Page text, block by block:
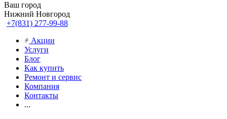
Ваш город
Нижний Новгород
+7(831) 277-99-88
Акции
Услуги
Блог
Как купить
Ремонт и сервис
Компания
Контакты
...